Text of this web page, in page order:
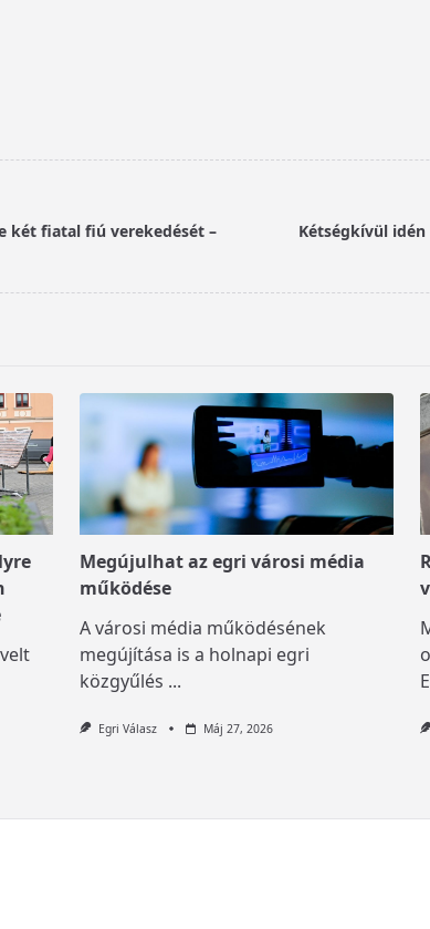
két fiatal fiú verekedését –
Kétségkívül idén
Megújulhat az egri városi média
működése
A városi média működésének
megújítása is a holnapi egri
közgyűlés ...
Egri Válasz Máj 27, 2026